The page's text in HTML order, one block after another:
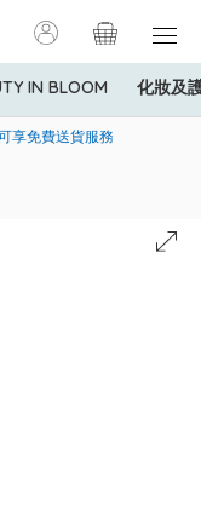
IN BLOOM 化妝及
達5%簽賬回贈！
享免費送貨服務
金額少於HK$600(折